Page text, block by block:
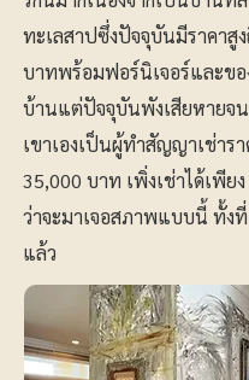
ทะเลสาปซึ่งปัจจุบันมีราคาสู
บาทพร้อมฟอร์นิเจอร์และขอ
บ้านแต่ปัจจุบันพังเสียหายจ
เขาเองเป็นผู้ทำสัญญาเช่าร
35,000 บาท เพิ่งเช่าได้เพีย
ว่าจะมาเจอสภาพแบบนี้ ทั้งที่
แล้ว